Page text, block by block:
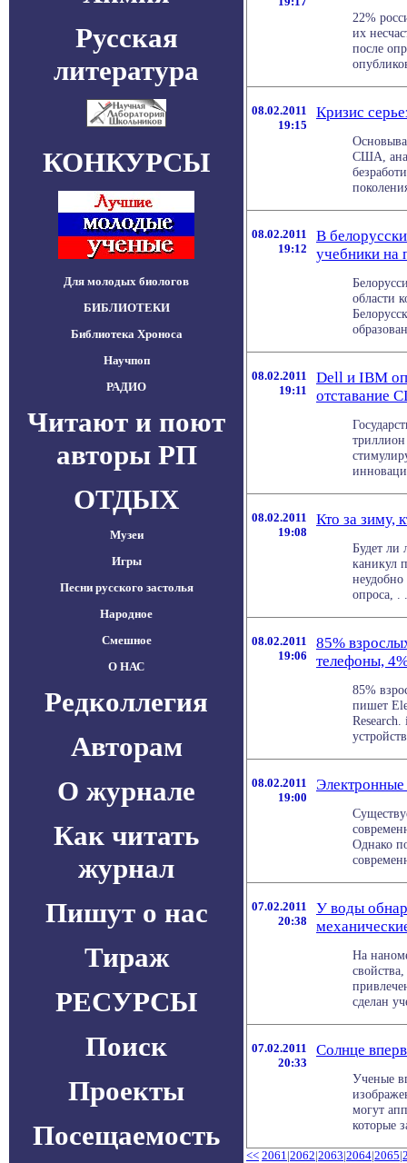
Русская
литература
КОНКУРСЫ
Для молодых биологов
БИБЛИОТЕКИ
Библиотека Хроноса
Научпоп
РАДИО
Читают и поют
авторы РП
ОТДЫХ
Музеи
Игры
Песни русского застолья
Народное
Смешное
О НАС
Редколлегия
Авторам
О журнале
Как читать
журнал
Пишут о нас
Тираж
РЕСУРСЫ
Поиск
Проекты
Посещаемость
22%
их
после
08.02.2011
19:15
Кризис
США,
08.02.2011
19:12
В
учебники на
области
08.02.2011
19:11
Dell и IBM
отставание
08.02.2011
19:08
Кто за зиму,
Будет ли
каникул
опроса, .
08.02.2011
19:06
85%
телефоны,
85%
пишет
08.02.2011
19:00
Электронные
Однако
07.02.2011
20:38
У воды
На
сделан
07.02.2011
20:33
Солнце
Ученые
могут
которые
<< 2061|2062|2063|2064|2065|